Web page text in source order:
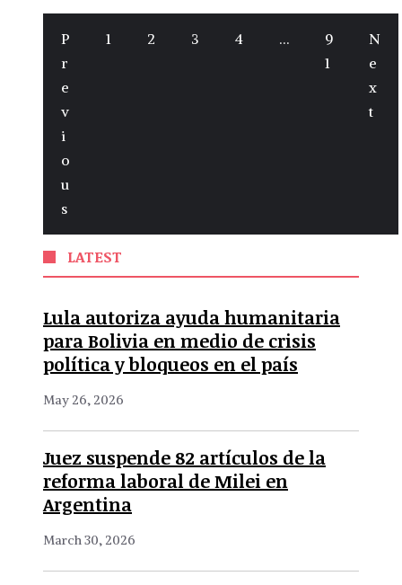
P
r
e
v
i
o
u
s
1 2 3 4 …
9
1
N
e
x
t
LATEST
Lula autoriza ayuda humanitaria
para Bolivia en medio de crisis
política y bloqueos en el país
May 26, 2026
Juez suspende 82 artículos de la
reforma laboral de Milei en
Argentina
March 30, 2026